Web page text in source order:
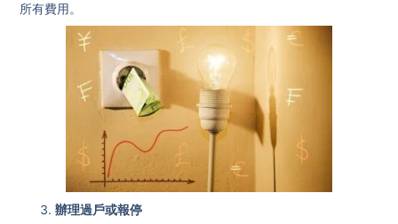
所有費用。
辦理過戶或報停